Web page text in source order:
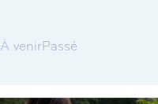
À venirPassé